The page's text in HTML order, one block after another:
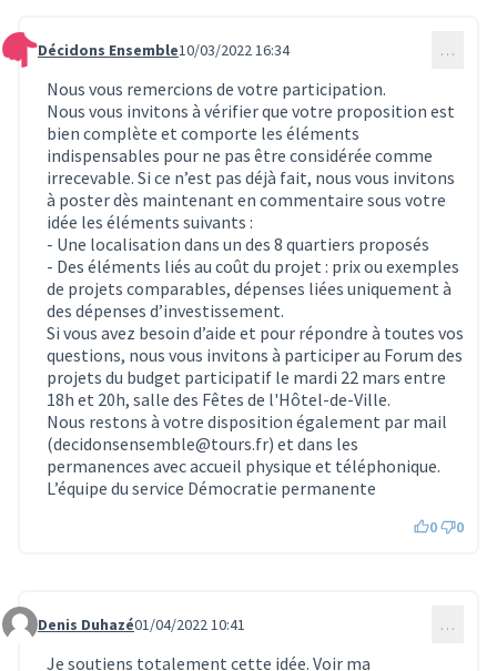
Commentaire 256
Décidons Ensemble10/03/2022 16:34 …
Nous vous remercions de votre participation.
Nous vous invitons à vérifier que votre proposition est
bien complète et comporte les éléments
indispensables pour ne pas être considérée comme
irrecevable. Si ce n’est pas déjà fait, nous vous invitons
à poster dès maintenant en commentaire sous votre
idée les éléments suivants :
- Une localisation dans un des 8 quartiers proposés
- Des éléments liés au coût du projet : prix ou exemples
de projets comparables, dépenses liées uniquement à
des dépenses d’investissement.
Si vous avez besoin d’aide et pour répondre à toutes vos
questions, nous vous invitons à participer au Forum des
projets du budget participatif le mardi 22 mars entre
18h et 20h, salle des Fêtes de l'Hôtel-de-Ville.
Nous restons à votre disposition également par mail
(decidonsensemble@tours.fr) et dans les
permanences avec accueil physique et téléphonique.
L’équipe du service Démocratie permanente
0 0
Commentaire 531
Denis Duhazé01/04/2022 10:41 …
Je soutiens totalement cette idée. Voir ma